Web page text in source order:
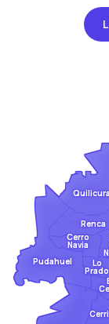
Pudahuel Lo
Prado
Cerro
Navia
Renca
Quilicura